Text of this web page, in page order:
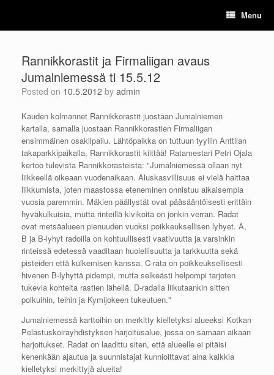
content
Menu
Rannikkorastit ja Firmaliigan avaus
Jumalniemessä ti 15.5.12
Posted on 10.5.2012 by admin
Kauden kolmannet Rannikkorastit juostaan Jumalniemen
kartalla, samalla juostaan Rannikkorastien Firmaliigan
ensimmäinen osakilpailu. Lähtöpaikka on tuttuun tyyliin Anttilan
takaparkkipaikalla, Rannikkorastit kiittää! Ratamestari Petri Ojala
kertoo tulevista Rannikkorasteista: "Jumalniemessä ollaan nyt
liikkeellä oikeaan vuodenaikaan. Aluskasvillisuus ei vielä haittaa
liikkumista, joten maastossa eteneminen onnistuu aikaisempia
vuosia paremmin. Mäkien päällystät ovat pääsääntöisesti erittäin
hyväkulkuisia, mutta rinteillä kivikoita on jonkin verran. Radat
ovat metsäalueen pienuuden vuoksi poikkeuksellisen lyhyet. A,
B ja B-lyhyt radoilla on kohtuullisesti vaativuutta ja varsinkin
rinteissä edetessä vaaditaan huolellisuutta ja tarkkuutta sekä
pisteiden että kulkemisen kanssa. C-rata on poikkeuksellisesti
hivenen B-lyhyttä pidempi, mutta selkeästi helpompi tarjoten
tukevia kohteita rastien lähellä. D-radalla liikutaankin sitten
polkuihin, teihin ja Kymijokeen tukeutuen."
Jumalniemessä karttoihin on merkitty kielletyksi alueeksi Kotkan
Pelastuskoirayhdistyksen harjoitusalue, jossa on samaan aikaan
harjoitukset. Radat on laadittu siten, että alueelle ei pitäisi
kenenkään ajautua ja suunnistajat kunnioittavat aina kaikkia
kielletyksi merkittyjä alueita!